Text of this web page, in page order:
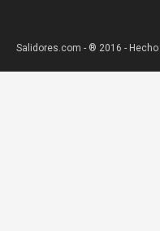
Salidores.com - ® 2016 -